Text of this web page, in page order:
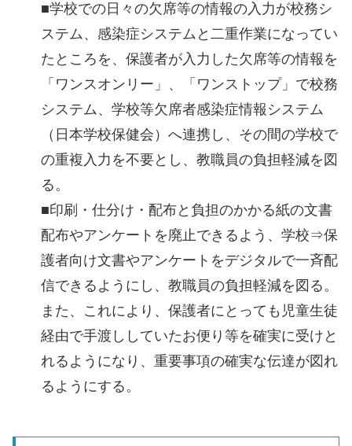
■学校での日々の欠席等の情報の入力が校務シ
ステム、感染症システムと二重作業になってい
たところを、保護者が入力した欠席等の情報を
「ワンスオンリー」、「ワンストップ」で校務
システム、学校等欠席者感染症情報システム
（日本学校保健会）へ連携し、その間の学校で
の重複入力を不要とし、教職員の負担軽減を図
る。
■印刷・仕分け・配布と負担のかかる紙の文書
配布やアンケートを廃止できるよう、学校⇒保
護者向け文書やアンケートをデジタルで一斉配
信できるようにし、教職員の負担軽減を図る。
また、これにより、保護者にとっても児童生徒
経由で手渡ししていたお便り等を確実に受けと
れるようになり、重要事項の確実な伝達が図れ
るようにする。